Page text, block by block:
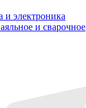
и электроника
и сварочное